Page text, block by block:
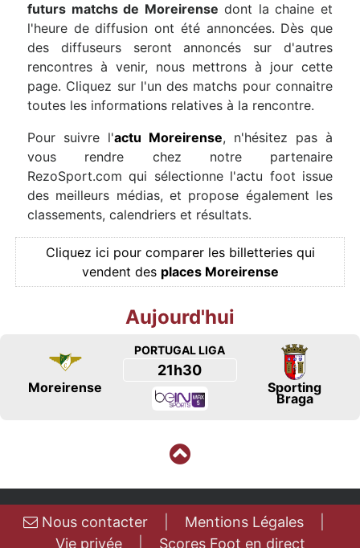
futurs matchs de Moreirense dont la chaine et
l'heure de diffusion ont été annoncées. Dès que
des diffuseurs seront annoncés sur d'autres
rencontres à venir, nous mettrons à jour cette
page. Cliquez sur l'un des matchs pour connaitre
toutes les informations relatives à la rencontre.
Pour suivre l'actu Moreirense, n'hésitez pas à
vous rendre chez notre partenaire
RezoSport.com qui sélectionne l'actu foot issue
des meilleurs médias, et propose également les
classements, calendriers et résultats.
Cliquez ici pour comparer les billetteries qui
vendent des places Moreirense
Aujourd'hui
Moreirense
PORTUGAL LIGA
21h30
Sporting
Braga
Nous contacter Mentions Légales
Vie privée| Scores Foot en direct